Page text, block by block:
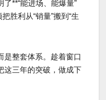
**“能进场、能爆量”
胜利从“销量”搬到“生
是整套体系。趁着窗口
这三年的突破，做成下